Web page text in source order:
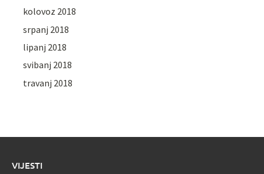
kolovoz 2018
srpanj 2018
lipanj 2018
svibanj 2018
travanj 2018
VIJESTI